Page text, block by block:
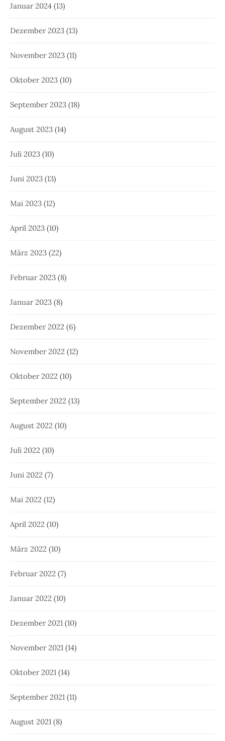
Januar 2024 (13)
Dezember 2023 (13)
November 2023 (11)
Oktober 2023 (10)
September 2023 (18)
August 2023 (14)
Juli 2023 (10)
Juni 2023 (13)
Mai 2023 (12)
April 2023 (10)
März 2023 (22)
Februar 2023 (8)
Januar 2023 (8)
Dezember 2022 (6)
November 2022 (12)
Oktober 2022 (10)
September 2022 (13)
August 2022 (10)
Juli 2022 (10)
Juni 2022 (7)
Mai 2022 (12)
April 2022 (10)
März 2022 (10)
Februar 2022 (7)
Januar 2022 (10)
Dezember 2021 (10)
November 2021 (14)
Oktober 2021 (14)
September 2021 (11)
August 2021 (8)